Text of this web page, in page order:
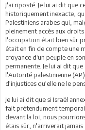
J'ai riposté. Je lui ai dit que
historiquement inexacte,
Palestiniens arabes qui,
pleinement accès aux
l'occupation était bien sûr
était en fin de compte une
croyance d'un peuple en
permanente. Je lui ai dit
l'Autorité palestinienne
d'injustices qu'elle ne le
Je lui ai dit que si Israël
fait prétendument
devant la loi, nous
étais sûr, n'arriverait jamais